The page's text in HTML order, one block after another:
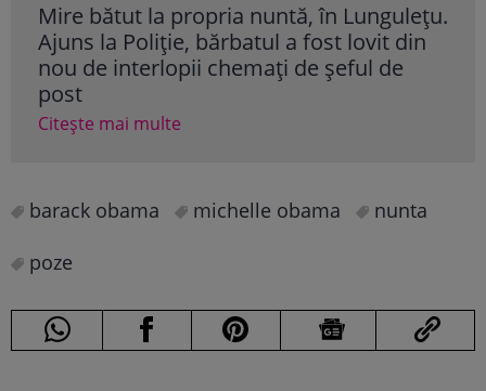
Mire bătut la propria nuntă, în Lungulețu.
Ajuns la Poliție, bărbatul a fost lovit din
nou de interlopii chemați de șeful de
post
Citește mai multe
barack obama michelle obama
nunta
poze